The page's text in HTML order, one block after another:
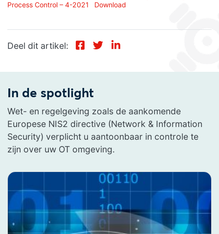
Process Control – 4-2021
Download
Deel dit artikel:
In de spotlight
Wet- en regelgeving zoals de aankomende
Europese NIS2 directive (Network & Information
Security) verplicht u aantoonbaar in controle te
zijn over uw OT omgeving.